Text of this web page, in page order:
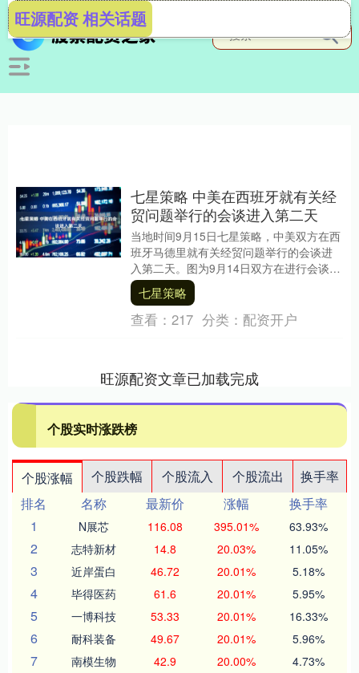
旺源配资 相关话题
七星策略 中美在西班牙就有关经
贸问题举行的会谈进入第二天
当地时间9月15日七星策略，中美双方在西
班牙马德里就有关经贸问题举行的会谈进
入第二天。图为9月14日双方在进行会谈。
来源：央视新闻 风险提示及免责条款 市场
有....
七星策略
查看： 217 分类： 配资开户
旺源配资文章已加载完成
个股实时涨跌榜
个股涨幅 个股跌幅 个股流入 个股流出
换手率
排名
名称 最新价 涨幅
换手率
1
N展芯 116.08 395.01% 63.93%
2 志特新材 14.8 20.03% 11.05%
3 近岸蛋白 46.72 20.01% 5.18%
4 毕得医药 61.6 20.01% 5.95%
5 一博科技 53.33 20.01% 16.33%
6 耐科装备 49.67 20.01% 5.96%
7 南模生物 42.9 20.00% 4.73%